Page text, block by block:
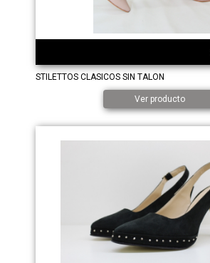
STILETTOS CLASICOS SIN TALON
Ver producto